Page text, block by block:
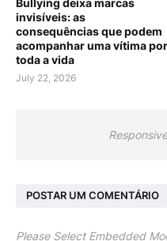
invisíveis: as
consequências que podem
acompanhar uma vítima por
toda a vida
July 22, 2026
POSTAR UM COMENTÁRIO
Please Select Embedded